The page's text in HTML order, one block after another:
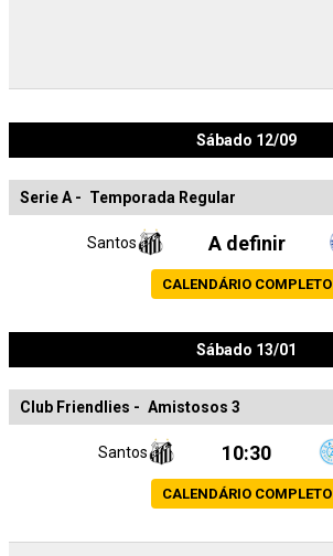
Sábado 12/09
Serie A - Temporada Regular
Santos A definir
CALENDÁRIO COMPLETO
Sábado 13/01
Club Friendlies - Amistosos 3
Santos 10:30
CALENDÁRIO COMPLETO